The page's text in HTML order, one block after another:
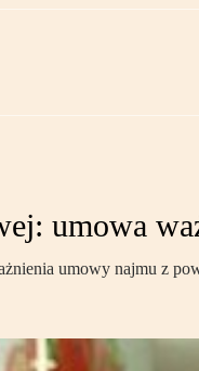
umowa
umowy najmu z